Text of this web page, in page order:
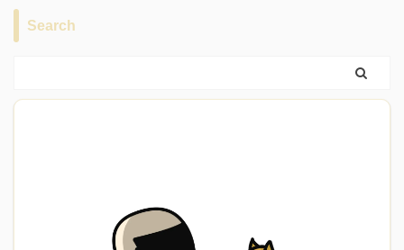
Search